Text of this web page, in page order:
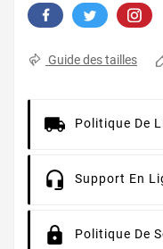
Guide des tailles
Politique De
Support En
Politique De